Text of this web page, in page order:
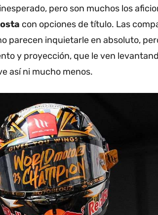
pero son muchos los
con opciones de título. Las
parecen inquietarle en absoluto,
y proyección, que le ven
así ni mucho menos.